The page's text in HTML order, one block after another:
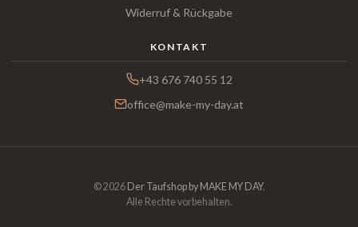
Widerruf & Rückgabe
KONTAKT
+43 676 740 55 12
office@make-my-day.at
© 2026 Der Taufshop by MAKE MY DAY.
Alle Rechte vorbehalten.